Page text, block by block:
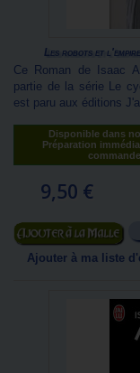
Les robots et
Ce Roman de Isaac
partie de la série Le
est paru aux éditions
Disponible dans
Préparation
9,50 €
Ajouter au panier
Ajouter à ma liste